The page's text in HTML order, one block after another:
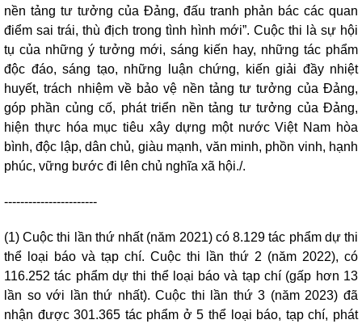
nền tảng tư tưởng của Đảng, đấu tranh phản bác các quan
điểm sai trái, thù địch trong tình hình mới”. Cuộc thi là sự hội
tụ của những ý tưởng mới, sáng kiến hay, những tác phẩm
độc đáo, sáng tạo, những luận chứng, kiến giải đầy nhiệt
huyết, trách nhiệm về bảo vệ nền tảng tư tưởng của Đảng,
góp phần củng cố, phát triển nền tảng tư tưởng của Đảng,
hiện thực hóa mục tiêu xây dựng một nước Việt Nam hòa
bình, độc lập, dân chủ, giàu mạnh, văn minh, phồn vinh, hạnh
phúc, vững bước đi lên chủ nghĩa xã hội./.
-----------------------
(1) Cuộc thi lần thứ nhất (năm 2021) có 8.129 tác phẩm dự thi
thể loại báo và tạp chí. Cuộc thi lần thứ 2 (năm 2022), có
116.252 tác phẩm dự thi thể loại báo và tạp chí (gấp hơn 13
lần so với lần thứ nhất). Cuộc thi lần thứ 3 (năm 2023) đã
nhận được 301.365 tác phẩm ở 5 thể loại báo, tạp chí, phát